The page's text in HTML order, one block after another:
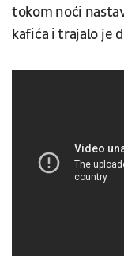
tokom noći
kafića i trajalo je